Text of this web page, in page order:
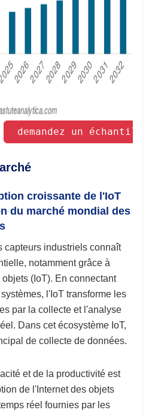
demandez un
croissante de l'IoT
du marché mondial des
capteurs industriels connaît
notamment grâce à
(IoT). En connectant
l'IoT transforme les
par la collecte et l'analyse
Dans cet écosystème IoT,
de collecte de données.
et de la productivité est
de l'Internet des objets
réel fournies par les